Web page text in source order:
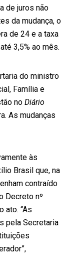
de juros não
da mudança, o
de 24 e a taxa
3,5% ao mês.
do ministro
Família e
no Diário
As mudanças
às
Brasil que, na
contraído
Decreto nº
ato. “As
pela Secretaria